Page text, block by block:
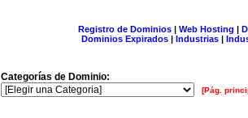
Registro de Dominios| Web Hosting |
Dominios Expirados | Industrias |
Categorías de Dominio:
[Pág.